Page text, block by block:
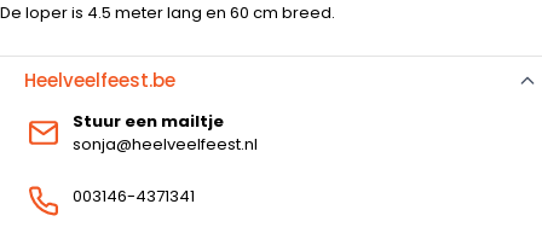
De loper is 4.5 meter lang en 60 cm breed.
Heelveelfeest.be
Stuur een mailtje
sonja@heelveelfeest.nl
003146-4371341